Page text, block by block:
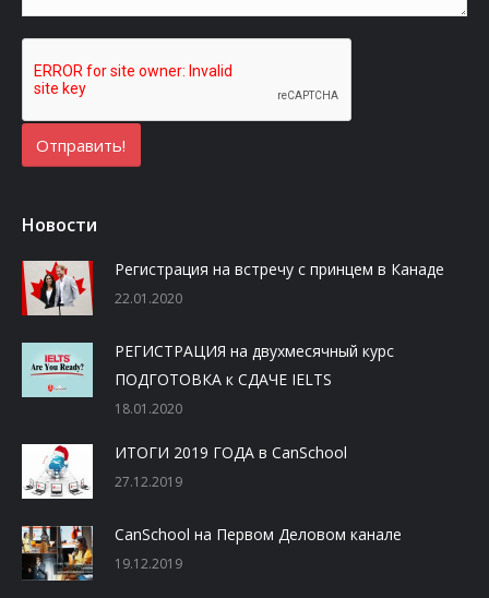
Новости
Регистрация на встречу с принцем в Канаде
22.01.2020
РЕГИСТРАЦИЯ на двухмесячный курс
ПОДГОТОВКА к СДАЧЕ IELTS
18.01.2020
ИТОГИ 2019 ГОДА в CanSchool
27.12.2019
CanSchool на Первом Деловом канале
19.12.2019